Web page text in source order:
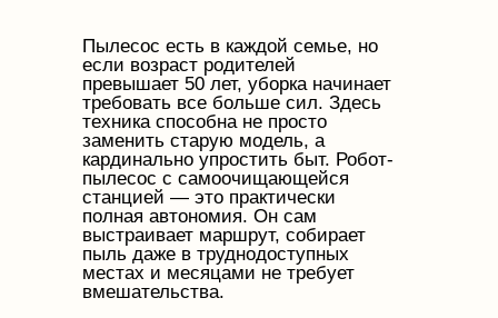
Пылесос есть в каждой семье, но
если возраст родителей
превышает 50 лет, уборка начинает
требовать все больше сил. Здесь
техника способна не просто
заменить старую модель, а
кардинально упростить быт. Робот-
пылесос с самоочищающейся
станцией — это практически
полная автономия. Он сам
выстраивает маршрут, собирает
пыль даже в труднодоступных
местах и месяцами не требует
вмешательства.